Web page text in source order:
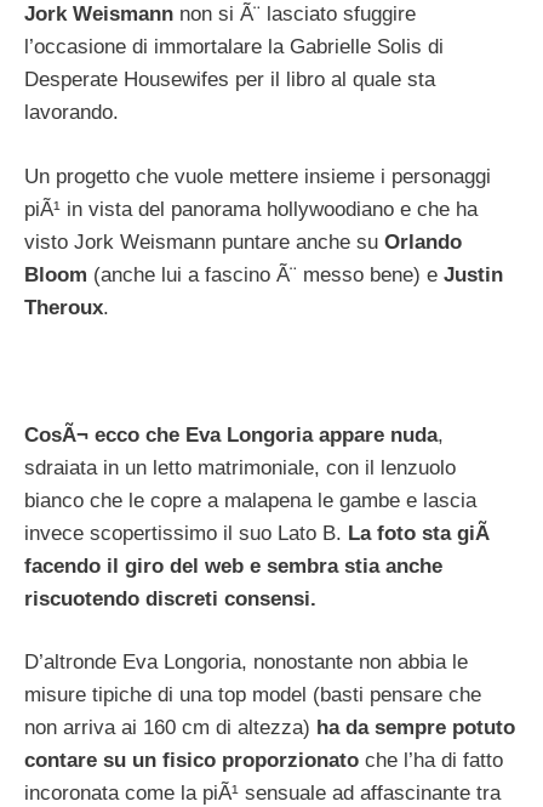
Jork Weismann non si Ã¨ lasciato sfuggire
l’occasione di immortalare la Gabrielle Solis di
Desperate Housewifes per il libro al quale sta
lavorando.
Un progetto che vuole mettere insieme i personaggi
piÃ¹ in vista del panorama hollywoodiano e che ha
visto Jork Weismann puntare anche su Orlando
Bloom (anche lui a fascino Ã¨ messo bene) e Justin
Theroux.
CosÃ¬ ecco che Eva Longoria appare nuda,
sdraiata in un letto matrimoniale, con il lenzuolo
bianco che le copre a malapena le gambe e lascia
invece scopertissimo il suo Lato B. La foto sta giÃ
facendo il giro del web e sembra stia anche
riscuotendo discreti consensi.
D’altronde Eva Longoria, nonostante non abbia le
misure tipiche di una top model (basti pensare che
non arriva ai 160 cm di altezza) ha da sempre potuto
contare su un fisico proporzionato che l’ha di fatto
incoronata come la piÃ¹ sensuale ad affascinante tra